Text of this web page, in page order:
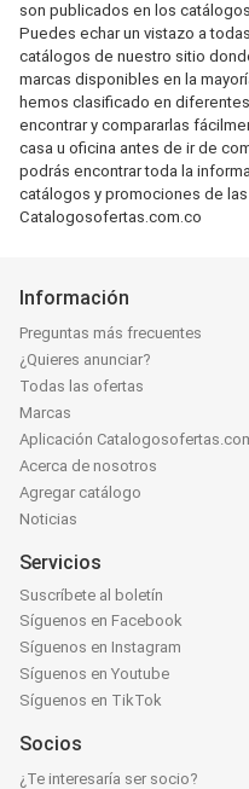
son publicados en los
Puedes echar un vistazo a
catálogos de nuestro sitio
marcas disponibles en la
hemos clasificado en
encontrar y compararlas
casa u oficina antes de ir de
podrás encontrar toda la
catálogos y promociones de
Catalogosofertas.com.co
Información
Preguntas más frecuentes
¿Quieres anunciar?
Todas las ofertas
Marcas
Aplicación
Acerca de nosotros
Agregar catálogo
Noticias
Servicios
Suscríbete al boletín
Síguenos en Facebook
Síguenos en Instagram
Síguenos en Youtube
Síguenos en TikTok
Socios
¿Te interesaría ser socio?